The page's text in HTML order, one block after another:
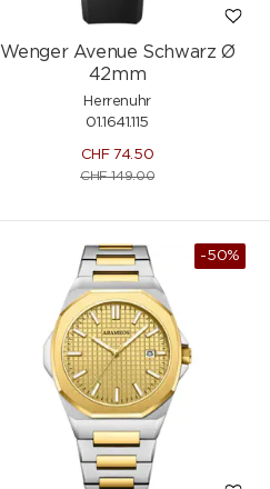
Wenger Avenue Schwarz Ø
42mm
Herrenuhr
01.1641.115
CHF 74.50
CHF149.00
-50%